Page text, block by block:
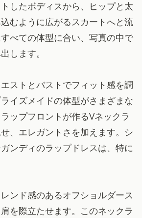
したボディスから、ヒップと太
むように広がるスカートへと流
べての体型に合い、写真の中で
します。
ストとバストでフィット感を調
イズメイドの体型がさまざまな
ップフロントが作るVネックラ
、エレガントさを加えます。シ
ンディのラップドレスは、特に
ンド感のあるオフショルダース
を際立たせます。このネックラ